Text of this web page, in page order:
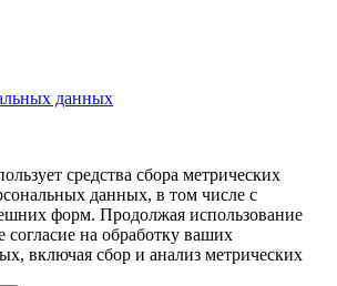
данных
средства сбора метрических
данных, в том числе с
форм. Продолжая использование
согласие на обработку ваших
включая сбор и анализ метрических